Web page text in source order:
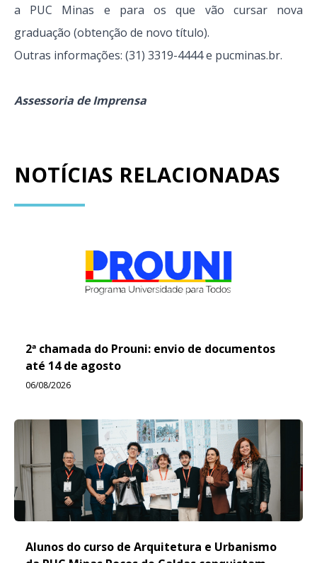
a PUC Minas e para os que vão cursar nova
graduação (obtenção de novo título).
Outras informações: (31) 3319-4444 e pucminas.br.
Assessoria de Imprensa
NOTÍCIAS RELACIONADAS
2ª chamada do Prouni: envio de documentos
até 14 de agosto
06/08/2026
Alunos do curso de Arquitetura e Urbanismo